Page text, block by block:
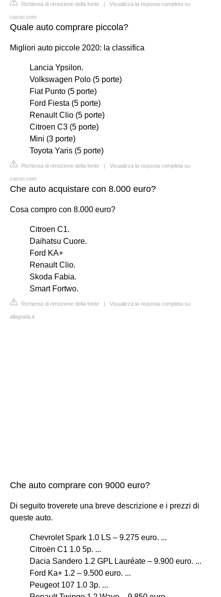
Richiesta di rimozione della fonte | Visualizza la risposta completa su
cazoo.com
Quale auto comprare piccola?
Migliori auto piccole 2020: la classifica
Lancia Ypsilon.
Volkswagen Polo (5 porte)
Fiat Punto (5 porte)
Ford Fiesta (5 porte)
Renault Clio (5 porte)
Citroen C3 (5 porte)
Mini (3 porte)
Toyota Yaris (5 porte)
Richiesta di rimozione della fonte | Visualizza la risposta completa su
cazoo.com
Che auto acquistare con 8.000 euro?
Cosa compro con 8.000 euro?
Citroen C1.
Daihatsu Cuore.
Ford KA+
Renault Clio.
Skoda Fabia.
Smart Fortwo.
Richiesta di rimozione della fonte | Visualizza la risposta completa su
allaguida.it
Che auto comprare con 9000 euro?
Di seguito troverete una breve descrizione e i prezzi di
queste auto.
Chevrolet Spark 1.0 LS – 9.275 euro. ...
Citroën C1 1.0 5p. ...
Dacia Sandero 1.2 GPL Lauréate – 9.900 euro. ...
Ford Ka+ 1.2 – 9.500 euro. ...
Peugeot 107 1.0 3p. ...